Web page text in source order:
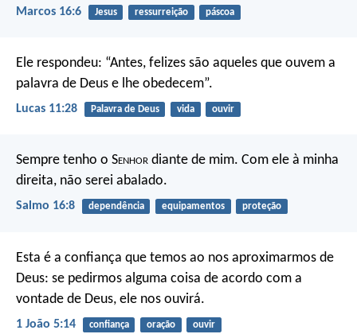
Marcos 16:6 Jesus ressurreição páscoa
Ele respondeu: “Antes, felizes são aqueles que ouvem a
palavra de Deus e lhe obedecem”.
Lucas 11:28 Palavra de Deus vida ouvir
Sempre tenho o Senhor diante de mim. Com ele à minha
direita, não serei abalado.
Salmo 16:8 dependência equipamentos proteção
Esta é a confiança que temos ao nos aproximarmos de
Deus: se pedirmos alguma coisa de acordo com a
vontade de Deus, ele nos ouvirá.
1 João 5:14 confiança oração ouvir